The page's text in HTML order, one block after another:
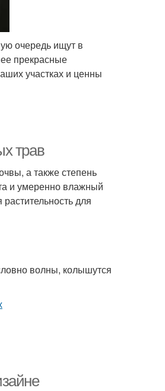
очередь ищут в
прекрасные
участках и ценны
трав
а также степень
и умеренно влажный
для
волны, колышутся